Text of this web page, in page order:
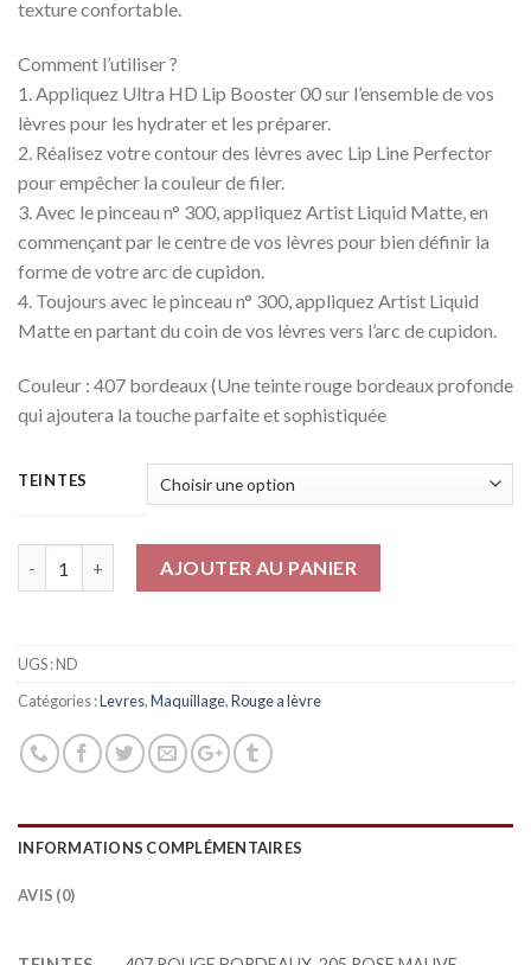
texture confortable.
Comment l’utiliser ?
1. Appliquez Ultra HD Lip Booster 00 sur l’ensemble de vos
lèvres pour les hydrater et les préparer.
2. Réalisez votre contour des lèvres avec Lip Line Perfector
pour empêcher la couleur de filer.
3. Avec le pinceau n° 300, appliquez Artist Liquid Matte, en
commençant par le centre de vos lèvres pour bien définir la
forme de votre arc de cupidon.
4. Toujours avec le pinceau n° 300, appliquez Artist Liquid
Matte en partant du coin de vos lèvres vers l’arc de cupidon.
Couleur : 407 bordeaux (Une teinte rouge bordeaux profonde
qui ajoutera la touche parfaite et sophistiquée
TEINTES
AJOUTER AU PANIER
UGS :ND
Catégories :Levres,Maquillage,Rouge a lèvre
INFORMATIONS COMPLÉMENTAIRES
AVIS (0)